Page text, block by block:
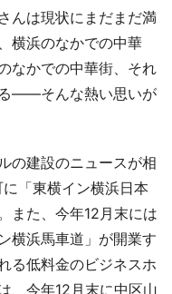
んは現状にまだまだ満
横浜のなかでの中華
なかでの中華街、それ
――そんな熱い思いが
の建設のニュースが相
「東横イン横浜日本
また、今年12月末には
横浜馬車道」が開業す
る低料金のビジネスホ
、今年12月末に中区山